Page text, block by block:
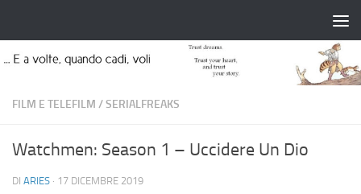
FILM E TELEFILM /SERIALFREAKS
Watchmen: Season 1 – Uccidere Un Dio
DI ARIES · 17 DICEMBRE 2019